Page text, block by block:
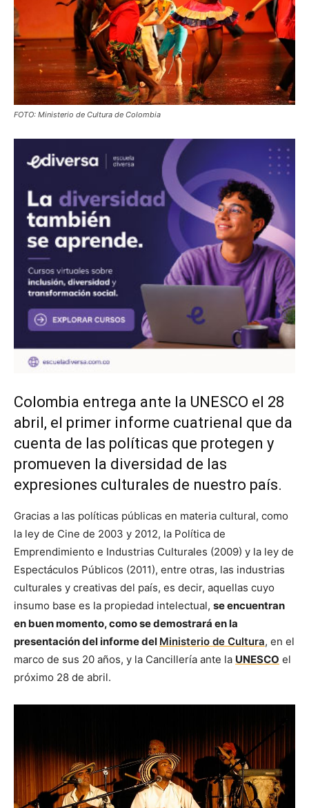
FOTO: Ministerio de Cultura de Colombia
Colombia entrega ante la UNESCO el 28
abril, el primer informe cuatrienal que da
cuenta de las políticas que protegen y
promueven la diversidad de las
expresiones culturales de nuestro país.
Gracias a las políticas públicas en materia cultural, como
la ley de Cine de 2003 y 2012, la Política de
Emprendimiento e Industrias Culturales (2009) y la ley de
Espectáculos Públicos (2011), entre otras, las industrias
culturales y creativas del país, es decir, aquellas cuyo
insumo base es la propiedad intelectual, se encuentran
en buen momento, como se demostrará en la
presentación del informe del Ministerio de Cultura, en el
marco de sus 20 años, y la Cancillería ante la UNESCO el
próximo 28 de abril.